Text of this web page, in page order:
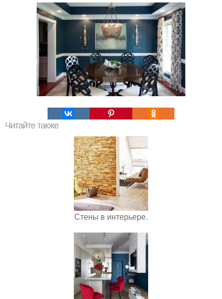
Читайте также
Стены в интерьере.